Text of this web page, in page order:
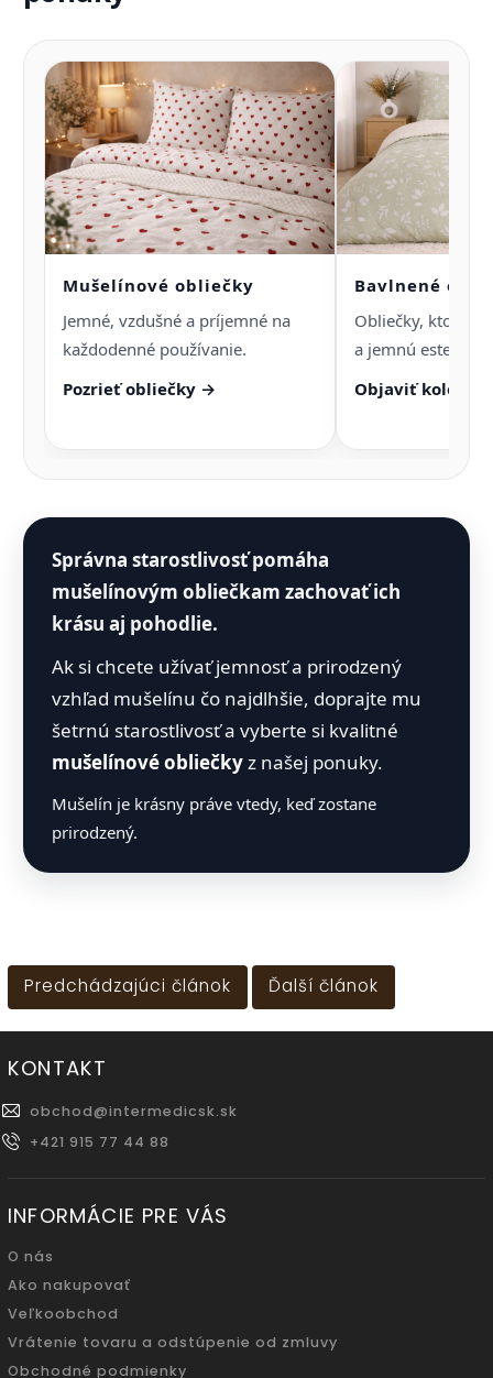
Mušelínové obliečky
Jemné, vzdušné a príjemné na
každodenné používanie.
Pozrieť obliečky →
Bavlnené
Obliečky, ktoré
a jemnú estetiku
Objaviť
Správna starostlivosť pomáha
mušelínovým obliečkam zachovať ich
krásu aj pohodlie.
Ak si chcete užívať jemnosť a prirodzený
vzhľad mušelínu čo najdlhšie, doprajte mu
šetrnú starostlivosť a vyberte si kvalitné
mušelínové obliečkyz našej ponuky.
Mušelín je krásny práve vtedy, keď zostane
prirodzený.
Predchádzajúci článok Ďalší článok
KONTAKT
obchod@intermedicsk.sk
+421 915 77 44 88
INFORMÁCIE PRE VÁS
O nás
Ako nakupovať
Veľkoobchod
Vrátenie tovaru a odstúpenie od zmluvy
Obchodné podmienky